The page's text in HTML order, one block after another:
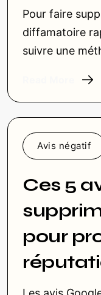
Pour faire
diffamatoire
suivre une
Avis négatif
Ces 5
pour